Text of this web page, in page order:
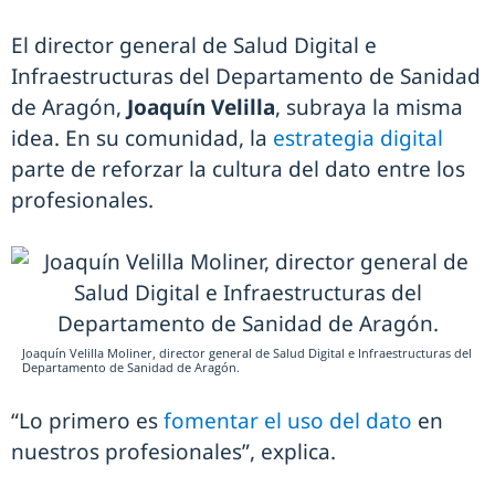
El director general de Salud Digital e
Infraestructuras del Departamento de Sanidad
de Aragón, Joaquín Velilla, subraya la misma
idea. En su comunidad, la estrategia digital
parte de reforzar la cultura del dato entre los
profesionales.
Joaquín Velilla Moliner, director general de Salud Digital e Infraestructuras del
Departamento de Sanidad de Aragón.
“Lo primero esfomentar el uso del dato en
nuestros profesionales”, explica.